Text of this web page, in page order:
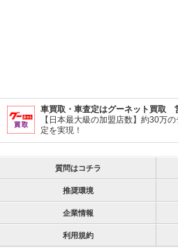
車買取・車査定はグーネット買取
【日本最大級の加盟店数】約30万
定を実現！
質問はコチラ
推奨環境
企業情報
利用規約